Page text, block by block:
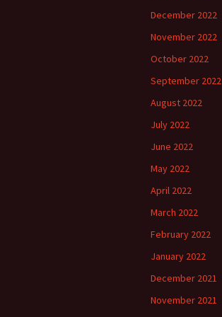
December 2022
November 2022
October 2022
September 2022
August 2022
July 2022
June 2022
May 2022
April 2022
March 2022
February 2022
January 2022
December 2021
November 2021